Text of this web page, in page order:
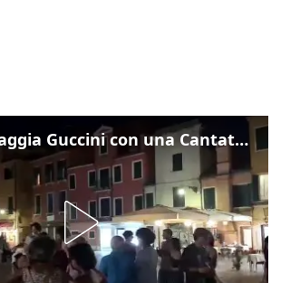
Venezia omaggia Guccini con una Cantata Anarchica in campo Santa Margherita